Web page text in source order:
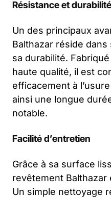
Résistance et durabilité
Un des principaux
Balthazar réside
sa durabilité.
haute qualité, il est
efficacement à
ainsi une longue
notable.
Facilité d’entretien
Grâce à sa surface
revêtement
Un simple nettoyage